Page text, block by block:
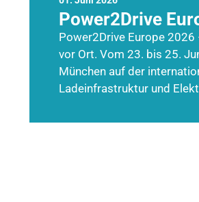
Power2Drive
Power2Drive Europe
vor Ort. Vom 23. bis 25.
München auf der
Ladeinfrastruktur und